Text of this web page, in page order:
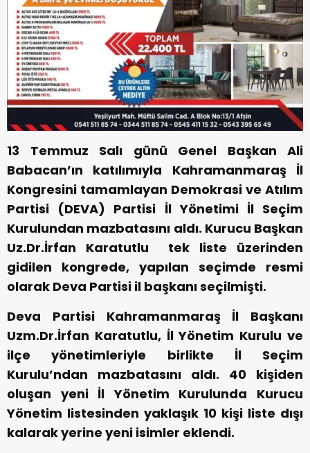
13 Temmuz Salı günü Genel Başkan Ali
Babacan’ın katılımıyla Kahramanmaraş İl
Kongresini tamamlayan Demokrasi ve Atılım
Partisi (DEVA) Partisi İl Yönetimi İl Seçim
Kurulundan mazbatasını aldı. Kurucu Başkan
Uz.Dr.İrfan Karatutlu tek liste üzerinden
gidilen kongrede, yapılan seçimde resmi
olarak Deva Partisi il başkanı seçilmişti.
Deva Partisi Kahramanmaraş İl Başkanı
Uzm.Dr.İrfan Karatutlu, İl Yönetim Kurulu ve
ilçe yönetimleriyle birlikte İl Seçim
Kurulu’ndan mazbatasını aldı. 40 kişiden
oluşan yeni İl Yönetim Kurulunda Kurucu
Yönetim listesinden yaklaşık 10 kişi liste dışı
kalarak yerine yeni isimler eklendi.